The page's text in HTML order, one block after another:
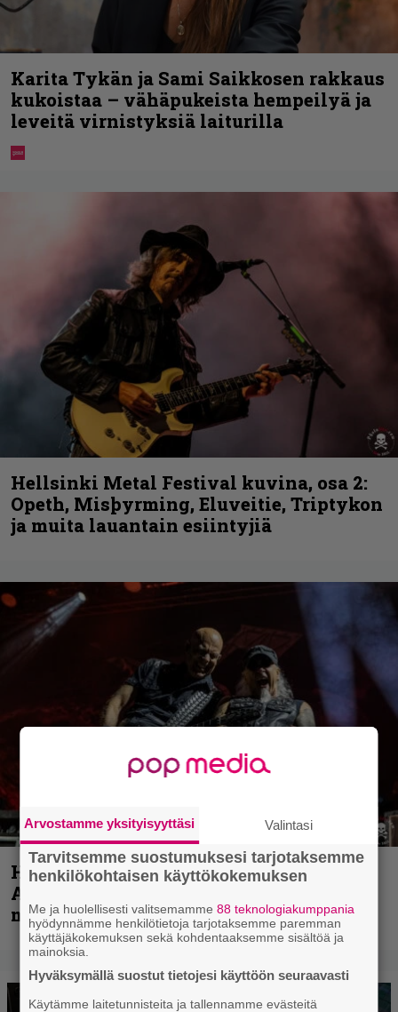
Karita Tykän ja Sami Saikkosen rakkaus
kukoistaa – vähäpukeista hempeilyä ja
leveitä virnistyksiä laiturilla
Hellsinki Metal Festival kuvina, osa 2:
Opeth, Misþyrming, Eluveitie, Triptykon
ja muita lauantain esiintyjiä
Hellsinki Metal Festival kuvina, osa 1 –
Accept, Carcass, Black Label Society ja
muita avauspäivän esiintyjiä
Arvostamme yksityisyyttäsi Valintasi
Tarvitsemme suostumuksesi tarjotaksemme
henkilökohtaisen käyttökokemuksen
Me ja huolellisesti valitsemamme88 teknologiakumppania
hyödynnämme henkilötietoja tarjotaksemme paremman
käyttäjäkokemuksen sekä kohdentaaksemme sisältöä ja
mainoksia.
Hyväksymällä suostut tietojesi käyttöön seuraavasti
Käytämme laitetunnisteita ja tallennamme evästeitä